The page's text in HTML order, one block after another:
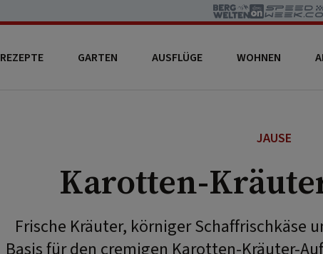
REZEPTE GARTEN AUSFLÜGE WOHNEN
JAUSE
Karotten-
Frische Kräuter, körniger Schaffrischkäse